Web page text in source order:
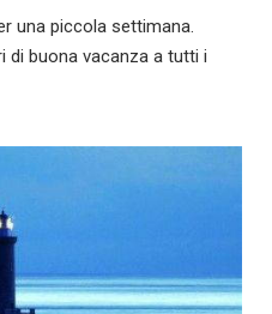
una piccola settimana.
di buona vacanza a tutti i